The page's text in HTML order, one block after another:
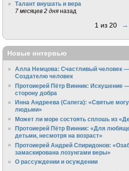
Талант внушать и вера
7 месяцев 2 дня назад
1 из 20 →
Новые интервью
Алла Немцова: Счастливый человек
Создателю человек
Протоиерей Пётр Винник: Искушение
сторону добра
Инна Андреева (Сапега): «Святые
людьми»
Может ли море состоять сплошь из
Протоиерей Пётр Винник: «Для
детьми, несмотря на возраст»
Протоиерей Андрей Спиридонов:
замаскирована лозунгами веры»
О рассуждении и осуждении